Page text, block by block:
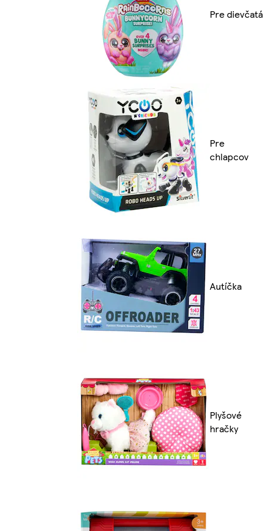
Pre dievčatá
Pre
chlapcov
Autíčka
Plyšové
hračky